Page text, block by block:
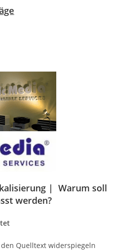
|Warum soll
werden?
Quelltext widerspiegeln